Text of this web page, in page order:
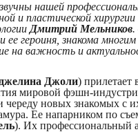
нашей
и пластической
Дмитрий Мельников.
героиня, знакома
на важность и
Джоли)
мировой фэшн-
череду новых знакомых с
Ее напарником по
). Их профессиональный